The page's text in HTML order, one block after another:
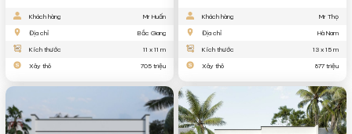
Khách hàng Mr Huấn
Địa chỉ Bắc Giang
Kích thước 11 x 11 m
Xây thô 705 triệu
Khách hàng Mr Thọ
Địa chỉ Hà Nam
Kích thước 13 x 15 m
Xây thô 877 triệu